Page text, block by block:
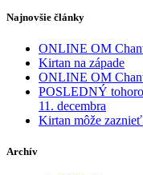
Najnovšie články
ONLINE OM
Kirtan na západe
ONLINE OM
POSLEDNÝ
11. decembra
Kirtan môže
Archív